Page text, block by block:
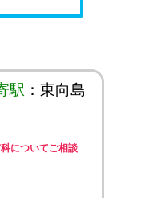
駅 ：東向島
についてご相談